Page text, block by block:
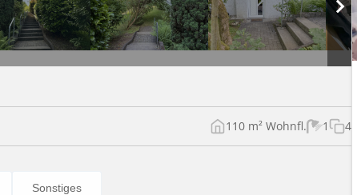
110 m² Wohnfl. 1 4
Sonstiges